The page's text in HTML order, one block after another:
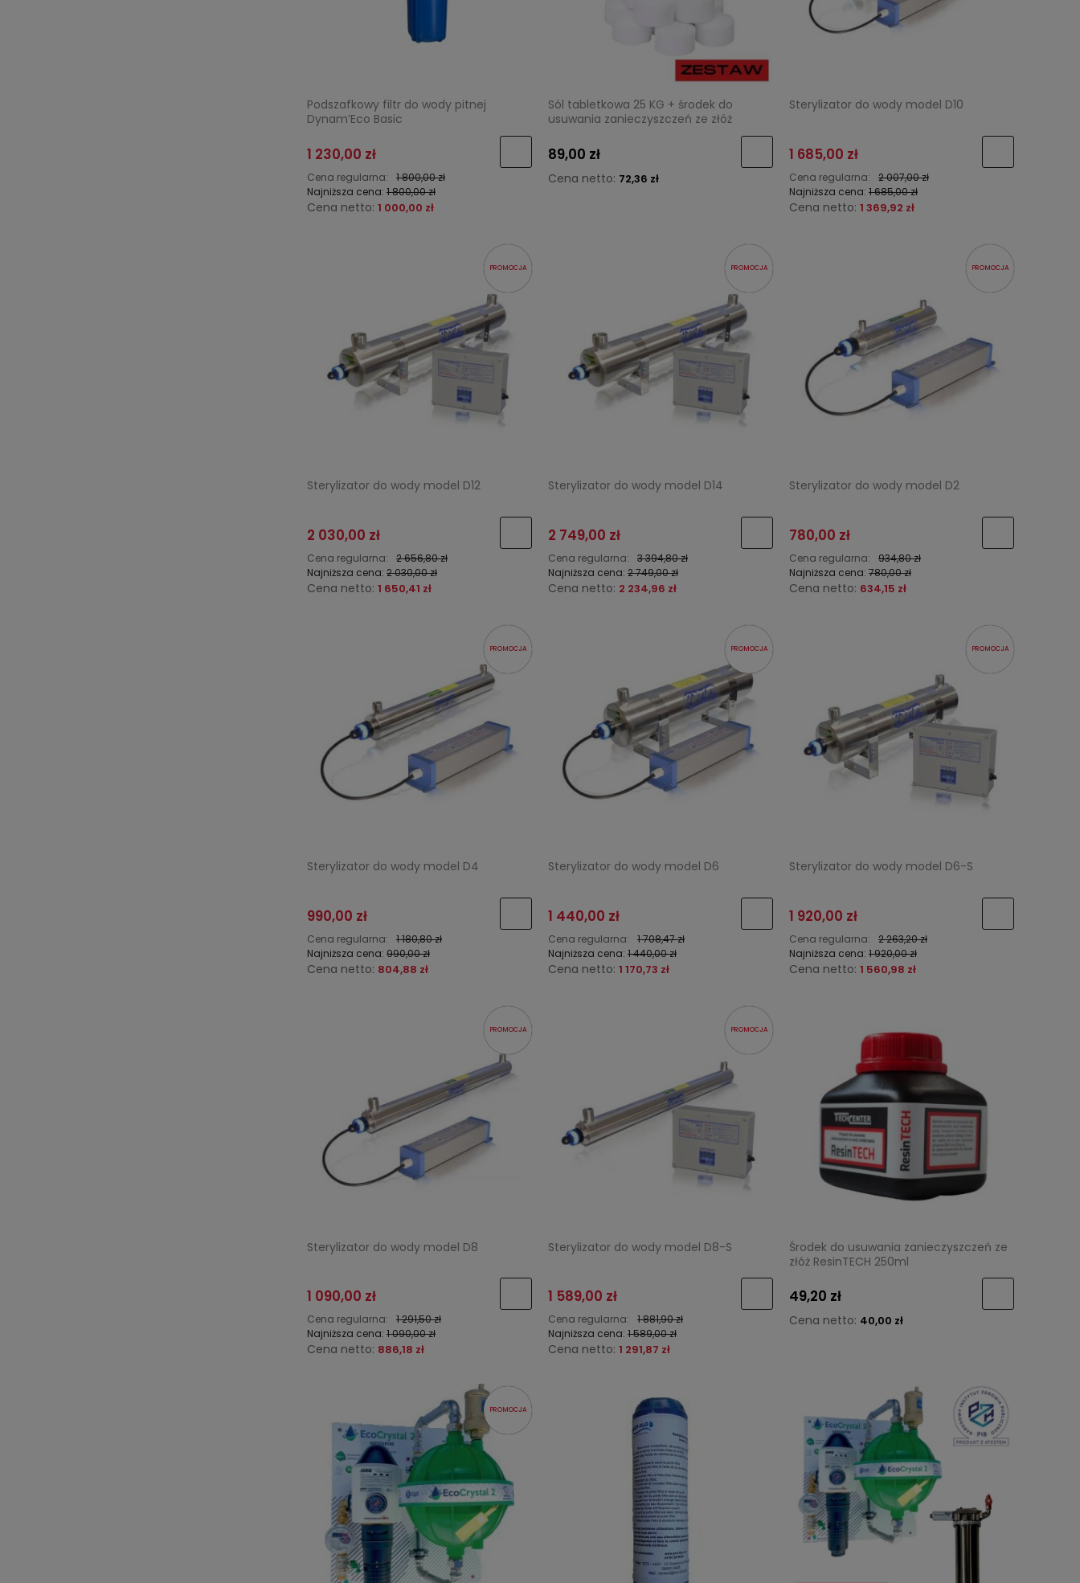
Podszafkowy filtr do wody pitnej
Dynam’Eco Basic
1 230,00 zł
Cena regularna:
1 800,00 zł
Najniższa cena: 1 800,00 zł
Cena netto: 1 000,00 zł
Sól tabletkowa 25 KG + środek do
usuwania zanieczyszczeń ze złóż
89,00 zł
Cena netto: 72,36 zł
Sterylizator do wody model D10
1 685,00 zł
Cena regularna:
2 007,00 zł
Najniższa cena: 1 685,00 zł
Cena netto: 1 369,92 zł
Sterylizator do wody model D12
2 030,00 zł
Cena regularna:
2 656,80 zł
Najniższa cena: 2 030,00 zł
Cena netto: 1 650,41 zł
PROMOCJA
Sterylizator do wody model D14
2 749,00 zł
Cena regularna:
3 394,80 zł
Najniższa cena: 2 749,00 zł
Cena netto: 2 234,96 zł
PROMOCJA
Sterylizator do wody model D2
780,00 zł
Cena regularna:
934,80 zł
Najniższa cena: 780,00 zł
Cena netto: 634,15 zł
PROMOCJA
Sterylizator do wody model D4
990,00 zł
Cena regularna:
1 180,80 zł
Najniższa cena: 990,00 zł
Cena netto: 804,88 zł
PROMOCJA
Sterylizator do wody model D6
1 440,00 zł
Cena regularna:
1 708,47 zł
Najniższa cena: 1 440,00 zł
Cena netto: 1 170,73 zł
PROMOCJA
Sterylizator do wody model D6-S
1 920,00 zł
Cena regularna:
2 263,20 zł
Najniższa cena: 1 920,00 zł
Cena netto: 1 560,98 zł
PROMOCJA
Sterylizator do wody model D8
1 090,00 zł
Cena regularna:
1 291,50 zł
Najniższa cena: 1 090,00 zł
Cena netto: 886,18 zł
PROMOCJA
Sterylizator do wody model D8-S
1 589,00 zł
Cena regularna:
1 881,90 zł
Najniższa cena: 1 589,00 zł
Cena netto: 1 291,87 zł
PROMOCJA
Środek do usuwania zanieczyszczeń ze
złóż ResinTECH 250ml
49,20 zł
Cena netto: 40,00 zł
PROMOCJA